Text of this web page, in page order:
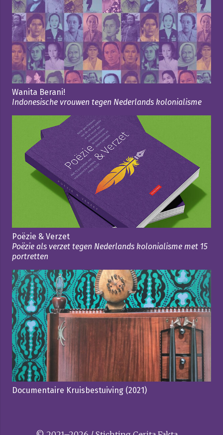
Wanita Berani!
Indonesische vrouwen tegen Nederlands kolonialisme
Poëzie & Verzet
Poëzie als verzet tegen Nederlands kolonialisme met 15
portretten
Documentaire Kruisbestuiving (2021)